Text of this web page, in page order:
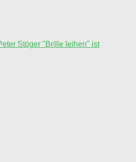
Stöger "Brille leihen" ist